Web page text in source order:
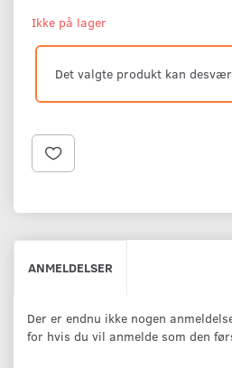
Ikke på lager
Det valgte produkt kan
ANMELDELSER
Der er endnu ikke nogen
for hvis du vil anmelde som den